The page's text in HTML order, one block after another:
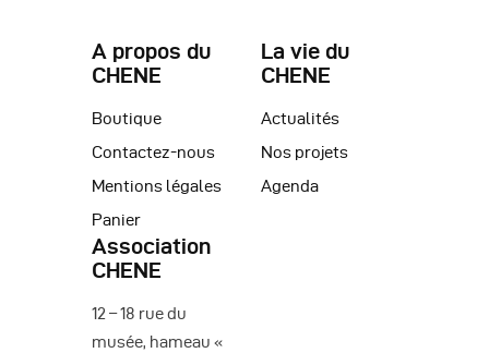
A propos du
CHENE
Boutique
Contactez-nous
Mentions légales
Panier
La vie du
CHENE
Actualités
Nos projets
Agenda
Association
CHENE
12 – 18 rue du
musée, hameau «